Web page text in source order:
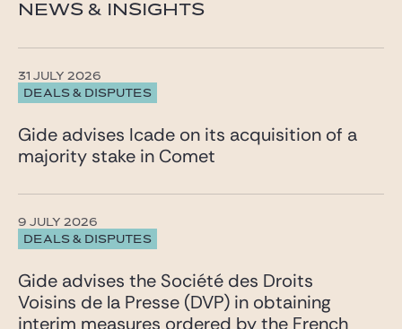
NEWS & INSIGHTS
DEALS & DISPUTES
31 JULY 2026
Gide advises Icade on its acquisition of a
majority stake in Comet
DEALS & DISPUTES
9 JULY 2026
Gide advises the Société des Droits
Voisins de la Presse (DVP) in obtaining
interim measures ordered by the French